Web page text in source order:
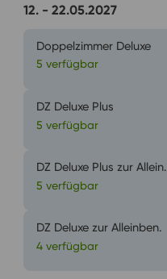
12. - 22.05.2027
Doppelzimmer Deluxe
5 verfügbar
DZ Deluxe Plus
5 verfügbar
DZ Deluxe Plus zur Allein.
5 verfügbar
DZ Deluxe zur Alleinben.
4 verfügbar